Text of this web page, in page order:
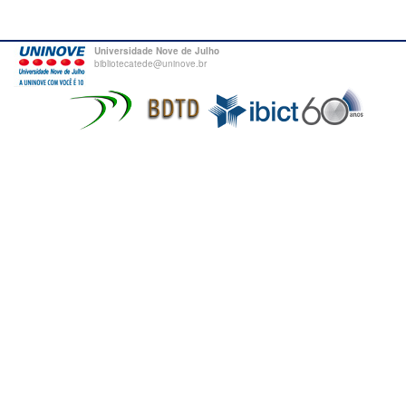
Universidade Nove de Julho
bibliotecatede@uninove.br